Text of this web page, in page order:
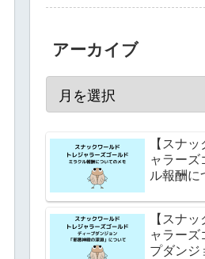
アーカイブ
【スナ
ャラーズ
ル報酬に
【スナ
ャラーズ
プダンジ